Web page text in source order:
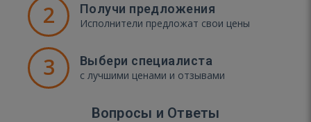
2 Получи предложения
Исполнители предложат свои цены
3 Выбери специалиста
с лучшими ценами и отзывами
Вопросы и Ответы